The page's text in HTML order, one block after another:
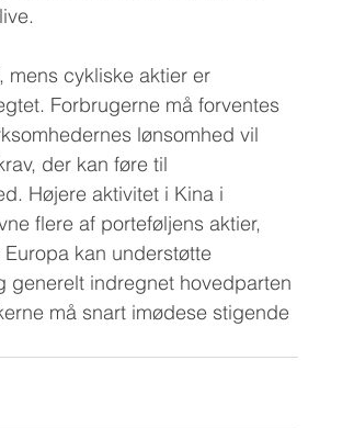
cykliske aktier er
Forbrugerne må forventes
lønsomhed vil
der kan føre til
Højere aktivitet i Kina i
flere af porteføljens aktier,
kan understøtte
generelt indregnet hovedparten
må snart imødese stigende